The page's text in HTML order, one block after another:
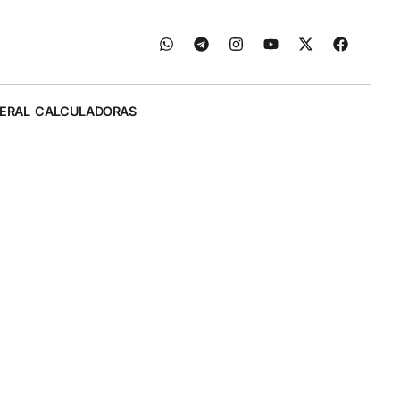
CALCULADORAS